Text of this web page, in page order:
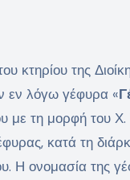
κτηρίου της
εν λόγω γέφυρα «
με τη μορφή του
κατά τη
Η ονομασία της